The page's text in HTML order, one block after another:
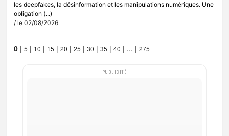
les deepfakes, la désinformation et les manipulations numériques. Une
obligation (...)
/ le 02/08/2026
0 | 5 | 10 | 15 | 20 | 25 | 30 | 35 | 40 | ... | 275
PUBLICITÉ